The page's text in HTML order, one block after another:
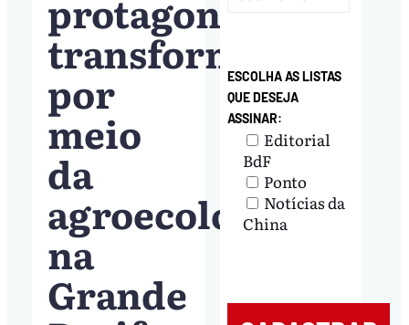
protagonizam
transformação
por
meio
da
agroecologia
na
Grande
ESCOLHA AS LISTAS
QUE DESEJA
ASSINAR:
Editorial
BdF
Ponto
Notícias da
China